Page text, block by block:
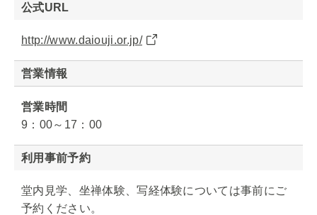
公式URL
http://www.daiouji.or.jp/
営業情報
営業時間
9：00～17：00
利用事前予約
堂内見学、坐禅体験、写経体験については事前にご
予約ください。